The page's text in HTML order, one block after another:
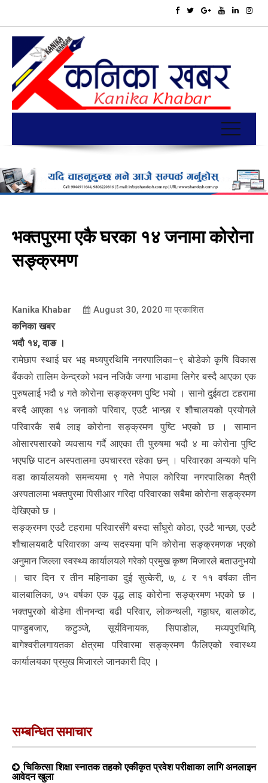
भक्तपुरमा एकै घरका १४ जनामा कोरोना
सङ्क्रमण
Kanika Khabar August 30, 2020 मा प्रकाशित
कनिका खबर
भदौ १४, दाङ ।
रामेछाप स्थाई घर भइ मध्यपुरथिमि नगरपालिका–९ बोडेको कृषि विकास
बैंकको तालिम केन्द्रको भवन नजिकै जग्गा भाडामा लिगेर बस्दै आएका एक
पुरुषलाई भदौ ४ गते कोरोना सङ्क्रमण पुष्टि भयो । सानो दुईवटा टहरामा
बस्दै आएका १४ जनाको परिवार, एउटै भान्छा र शौचालयको प्रयोगले
परिवारकै सबै लाइ कोरोना सङ्क्रमण पुष्टि भएको छ । सामान
ओसारपसारको व्यवसाय गर्दै आएका ती पुरुषमा भदौ ४ मा कोरोना पुष्टि
भएपछि पाटन अस्पतालमा उपचाररत रहेका छन् । परिवारका अन्यको पनि
वडा कार्यालयको समन्वयमा ९ गते नेपाल कोरिया नगरपालिका मैत्री
अस्पतालमा भक्तपुरमा पिसीआर गरिदा परिवारका सबैमा कोरोना सङ्क्रमण
देखिएको छ ।
सङ्क्रमण एउटै टहरामा परिवारसँगै बस्दा साँघुरो कोठा, एउटै भान्छा, एउटै
शौचालयबाटै परिवारका अन्य सदस्यमा पनि कोरोना सङ्क्रमणक भएको
अनुमान जिल्ला स्वस्थ्य कार्यालयले गरेको प्रमुख कृष्ण मिजारले बताउनुभयो
। चार दिन र तीन महिनाका दुई सुत्केरी, ७, ८ र ११ वर्षका तीन
बालबालिका, ७५ वर्षका एक वृद्ध लाइ कोरोना सङ्क्रमण भएको छ ।
भक्तपुरको बोडेमा तीनभन्दा बढी परिवार, लोकन्थली, गठ्ठाघर, बालकोट,
पाण्डुबजार, कटुञ्जे, सूर्यविनायक, सिपाडोल, मध्यपुरथिमि,
बागेश्वरीलगायतका क्षेत्रमा परिवारमा सङ्क्रमण फैलिएको स्वास्थ्य
कार्यालयका प्रमुख मिजारले जानकारी दिए ।
सम्बन्धित समाचार
चिकित्सा शिक्षा स्नातक तहको एकीकृत प्रवेश परीक्षाका लागि अनलाइन
आवेदन खुला